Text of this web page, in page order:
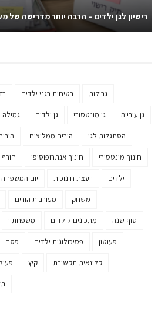
רישיון לגן ילדים – הרבה יותר מדרישה של
בטיחות בגני ילדים גבולות
גמילה גן ילדים גן מונטסורי גן עירייה
הורים ממליצים הסתגלות לגן
חורף חינוך אנתרופוסופי חינוך מונטסורי
יום המשפחה יועצת חינוכית ילדים
מעורבות הורים משחק
משפחתון מתכונים לילדים סוף שנה
פסח פסיכולוגית ילדים פעוטון
קיץ קלינאית תקשורת